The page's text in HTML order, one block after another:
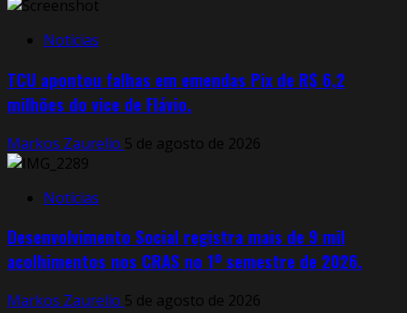
Notícias
TCU apontou falhas em emendas Pix de R$ 6,2
milhões do vice de Flávio.
Markos Zaurelio 5 de agosto de 2026
Notícias
Desenvolvimento Social registra mais de 9 mil
acolhimentos nos CRAS no 1º semestre de 2026.
Markos Zaurelio 5 de agosto de 2026